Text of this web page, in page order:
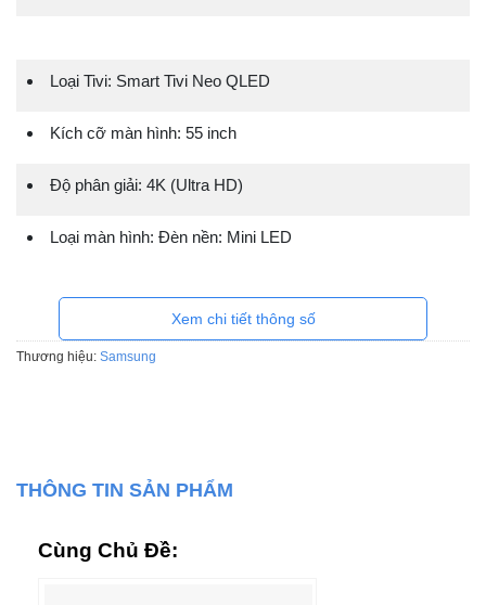
Loại Tivi: Smart Tivi Neo QLED
Kích cỡ màn hình: 55 inch
Độ phân giải: 4K (Ultra HD)
Loại màn hình: Đèn nền: Mini LED
Xem chi tiết thông số
Thương hiệu: Samsung
THÔNG TIN SẢN PHẨM
Cùng Chủ Đề: